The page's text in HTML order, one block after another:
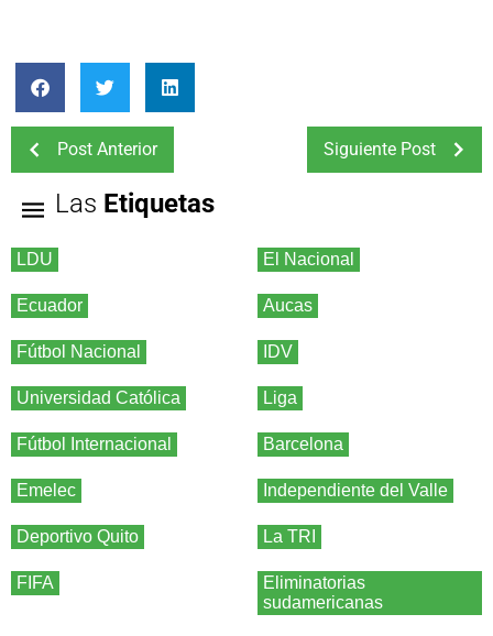
Post Anterior Siguiente Post
Las Etiquetas
LDU El Nacional
Ecuador Aucas
Fútbol Nacional IDV
Universidad Católica Liga
Fútbol Internacional Barcelona
Emelec Independiente del Valle
Deportivo Quito La TRI
FIFA
Eliminatorias
sudamericanas